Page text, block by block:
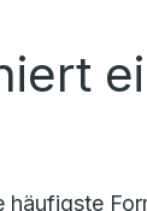
häufigste